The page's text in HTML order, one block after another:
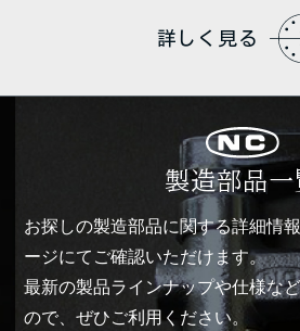
詳しく見る
製造部品一
お探しの製造部品に関する詳細情
ージにてご確認いただけます。
最新の製品ラインナップや仕様な
ので、ぜひご利用ください。